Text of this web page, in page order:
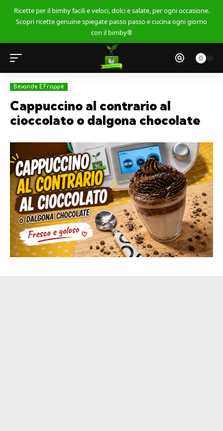
Ricette per il bimby facili e veloci, dolci e salate, per ogni occasione.
Scopri ricette genuine spiegate passo passo e cucina ogni giorno
con il bimby®
Bevande E Frappè
Cappuccino al contrario al
cioccolato o dalgona chocolate